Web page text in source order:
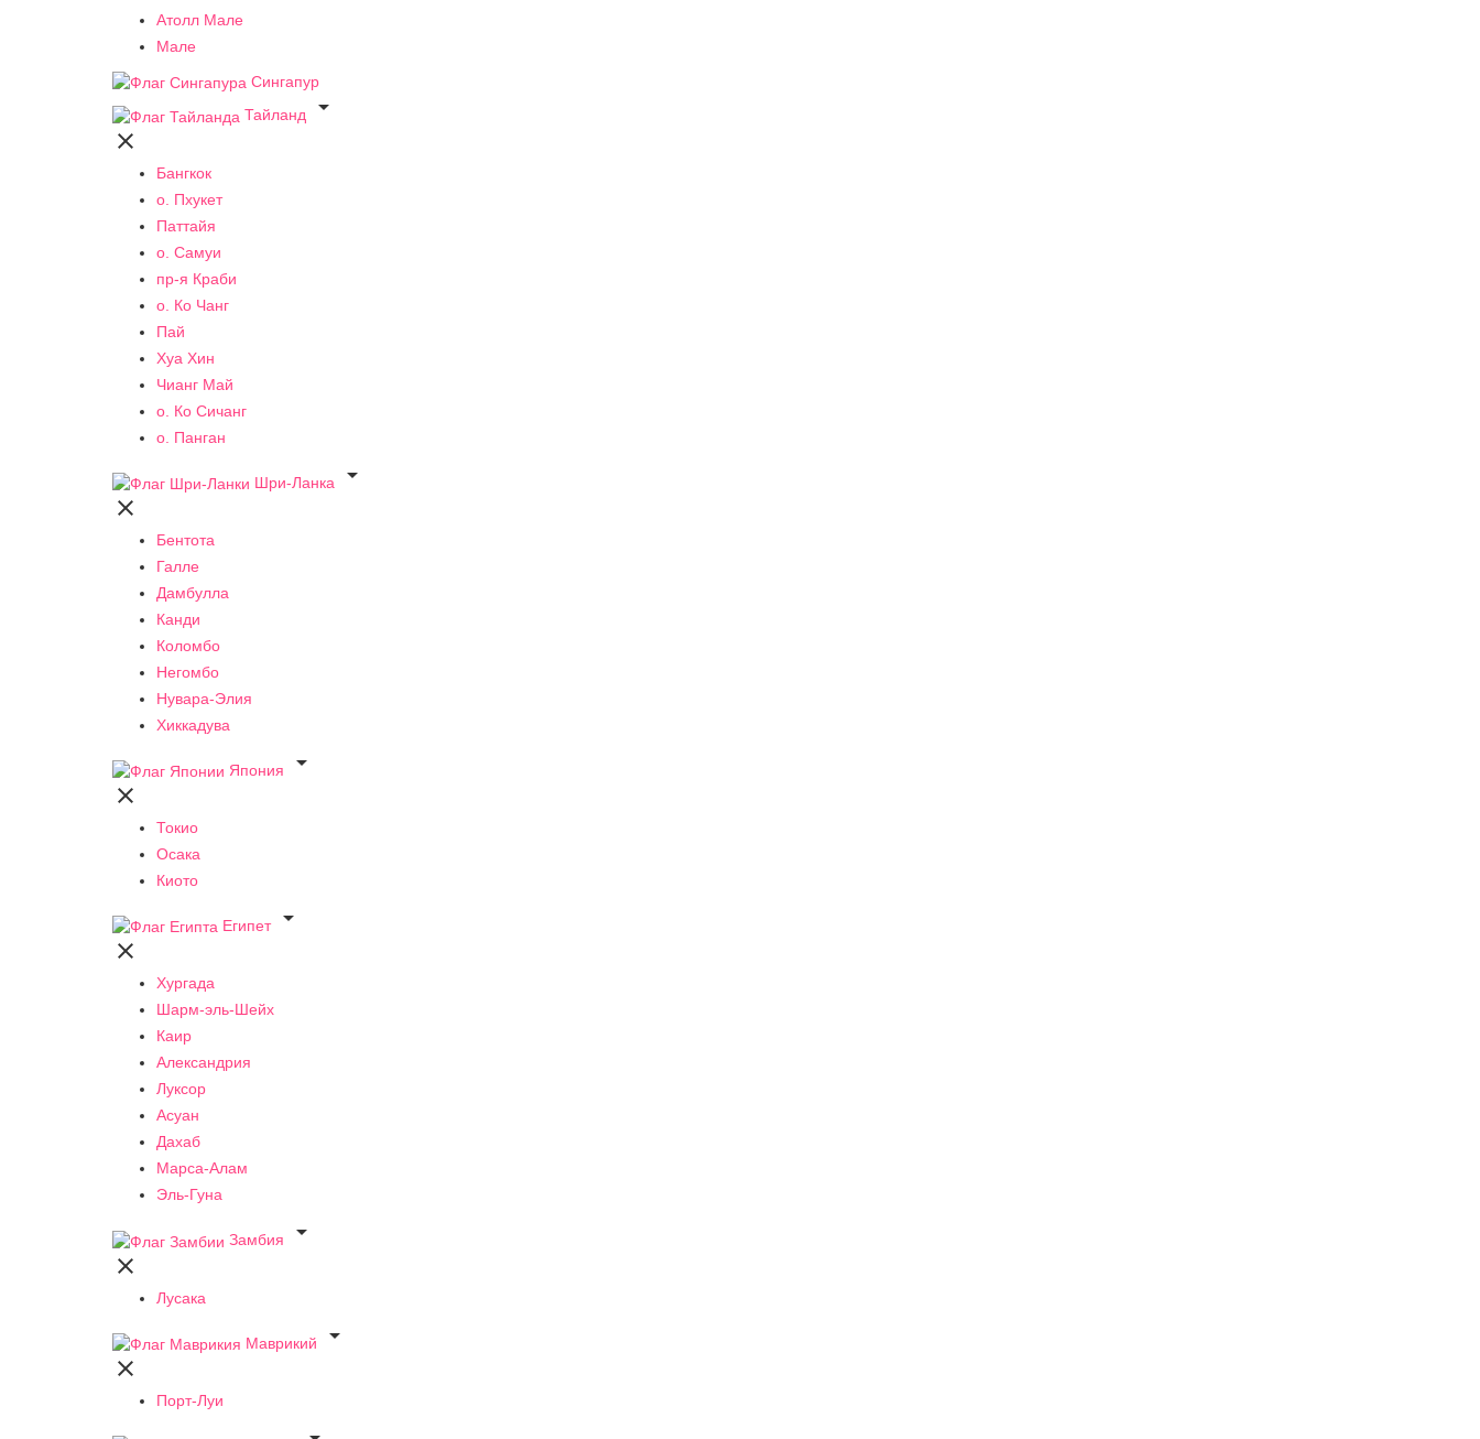
Атолл Мале
Мале
Сингапур
Тайланд


Бангкок
о. Пхукет
Паттайя
о. Самуи
пр-я Краби
о. Ко Чанг
Пай
Хуа Хин
Чианг Май
о. Ко Сичанг
о. Панган
Шри-Ланка


Бентота
Галле
Дамбулла
Канди
Коломбо
Негомбо
Нувара-Элия
Хиккадува
Япония


Токио
Осака
Киото
Египет


Хургада
Шарм-эль-Шейх
Каир
Александрия
Луксор
Асуан
Дахаб
Марса-Алам
Эль-Гуна
Замбия


Лусака
Маврикий


Порт-Луи